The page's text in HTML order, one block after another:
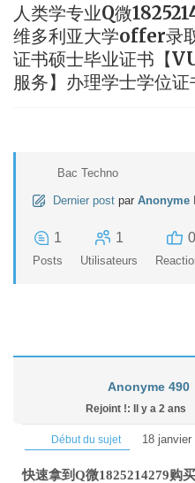
人类学专业Q微
维多利亚大学offer录
证书硕士毕业证书【
服务】办理学士学位证
Bac Techno
Dernier post par Anonyme
1
Posts
1
Utilisateurs
0
Anonyme 490
Rejoint !: Il y a 2 ans
Début du sujet 18
快速拿到Q微1825214279购